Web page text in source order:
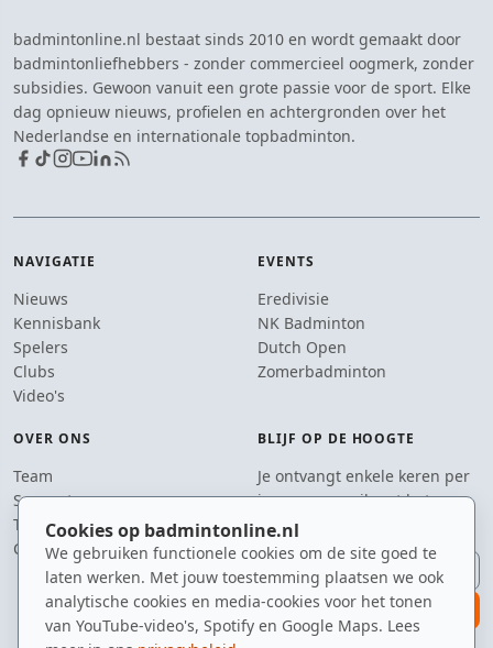
Cookies op badmintonline.nl
We gebruiken functionele cookies om de site goed te
laten werken. Met jouw toestemming plaatsen we ook
analytische cookies en media-cookies voor het tonen
van YouTube-video's, Spotify en Google Maps. Lees
badmintonline.nl bestaat sinds 2010 en wordt gemaakt door
badmintonliefhebbers - zonder commercieel oogmerk, zonder
subsidies. Gewoon vanuit een grote passie voor de sport. Elke
dag opnieuw nieuws, profielen en achtergronden over het
Nederlandse en internationale topbadminton.
NAVIGATIE
Nieuws
Kennisbank
Spelers
Clubs
Video's
EVENTS
Eredivisie
NK Badminton
Dutch Open
Zomerbadminton
OVER ONS
Team
Supporters
Tip de redactie
Contact
BLIJF OP DE HOOGTE
Je ontvangt enkele keren per
jaar een e-mail met het
laatste badmintonnieuws.
E-mailadres
aanmelden